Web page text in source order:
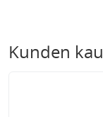
Kunden